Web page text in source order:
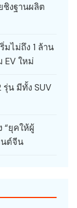
ชิงฐานผลิต
มไม่ถึง 1 ล้าน
EV ใหม่
รุ่น มีทั้ง SUV
“ยุคให้ผู้
ต์จีน